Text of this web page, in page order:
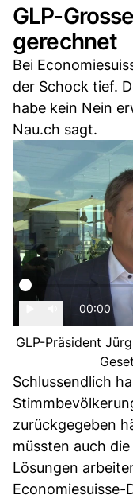
GLP-
gerechnet
Bei
der Schock tief.
habe kein Nein
Nau.ch sagt.
00:00
GLP-Präsident
Schlussendlich
zurückgegeben
müssten auch
Lösungen